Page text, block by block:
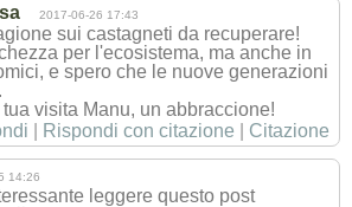
2017-06-26 17:43
sui castagneti da recuperare!
per l'ecosistema, ma anche in
e spero che le nuove generazioni
visita Manu, un abbraccione!
Rispondi con citazione Citazione
14:26
leggere questo post